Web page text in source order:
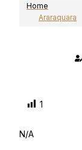
Home
Araraquara
1
N/A